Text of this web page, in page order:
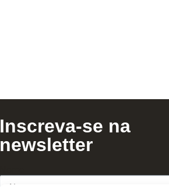
Inscreva-se na
newsletter